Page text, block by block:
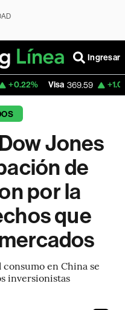
Ingresar
369.59 +1.07%
Jones
de
por la
que
en China se
inversionistas